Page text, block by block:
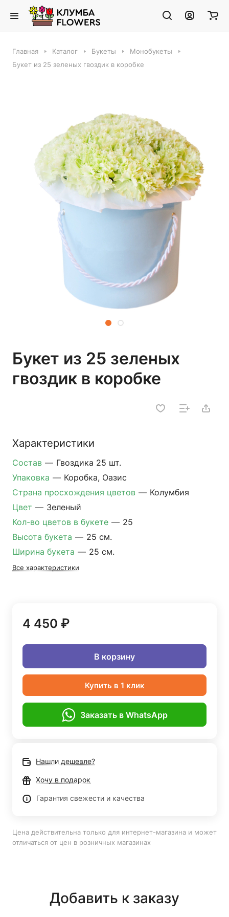
Главная Каталог Букеты
Монобукеты
Букет из 25 зеленых гвоздик в коробке
Букет из 25 зеленых
гвоздик в коробке
Характеристики
Состав — Гвоздика 25 шт.
Упаковка — Коробка, Оазис
Страна просхождения цветов — Колумбия
Цвет — Зеленый
Кол-во цветов в букете — 25
Высота букета — 25 см.
Ширина букета — 25 см.
Все характеристики
4 450 ₽
В корзину
Купить в 1 клик
Заказать в WhatsApp
Нашли дешевле?
Хочу в подарок
Гарантия свежести и качества
Цена действительна только для интернет-магазина и может
отличаться от цен в розничных магазинах
Добавить к заказу